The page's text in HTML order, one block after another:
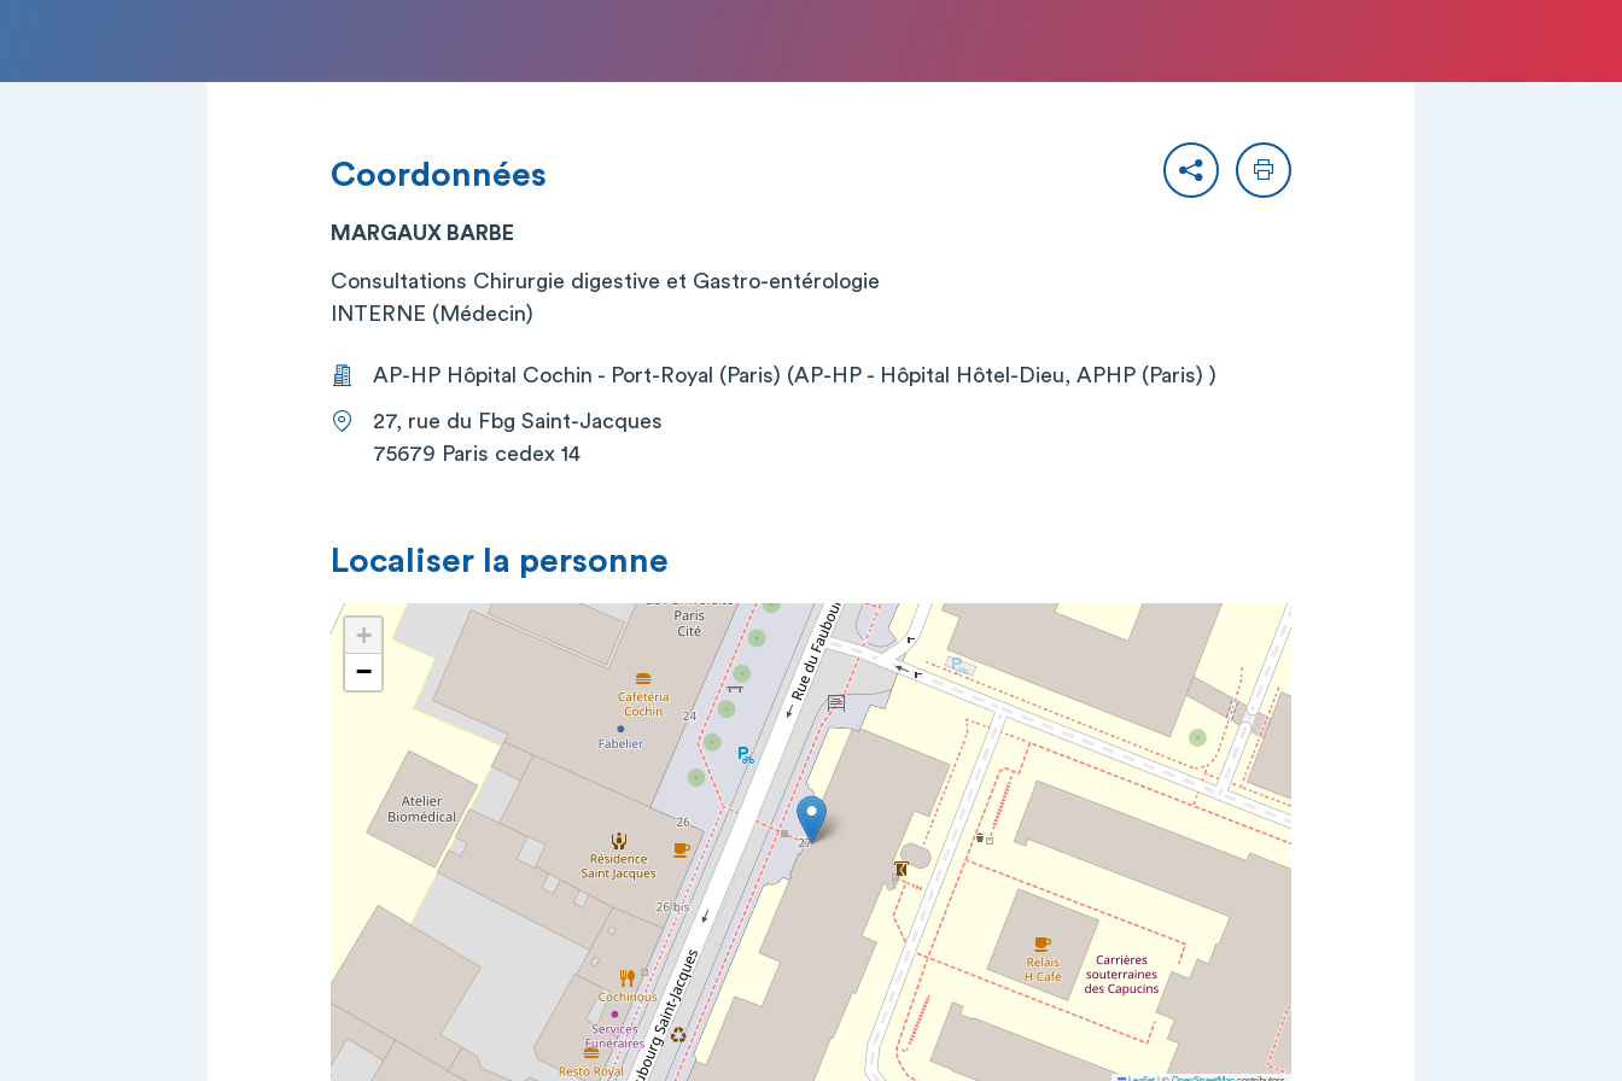
PartagerImprimer
Coordonnées
MARGAUX BARBE
Consultations Chirurgie digestive et Gastro-entérologie
INTERNE (Médecin)
AP-HP Hôpital Cochin - Port-Royal (Paris) (AP-HP - Hôpital Hôtel-Dieu, APHP (Paris) )
27, rue du Fbg Saint-Jacques
75679 Paris cedex 14
Localiser la personne
+
−